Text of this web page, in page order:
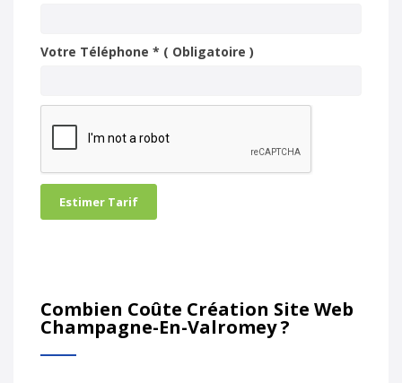
Votre Téléphone * ( Obligatoire )
Estimer Tarif
Combien Coûte Création Site Web
Champagne-En-Valromey ?